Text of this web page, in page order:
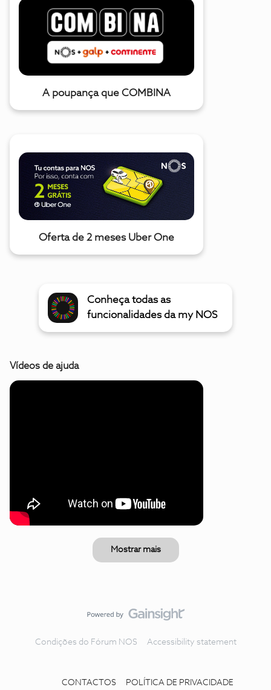
A poupança que COMBINA
Oferta de 2 meses Uber One
Conheça todas as
funcionalidades da my NOS
Vídeos de ajuda
Mostrar mais
Condições do Fórum NOS Accessibility statement
CONTACTOS POLÍTICA DE PRIVACIDADE